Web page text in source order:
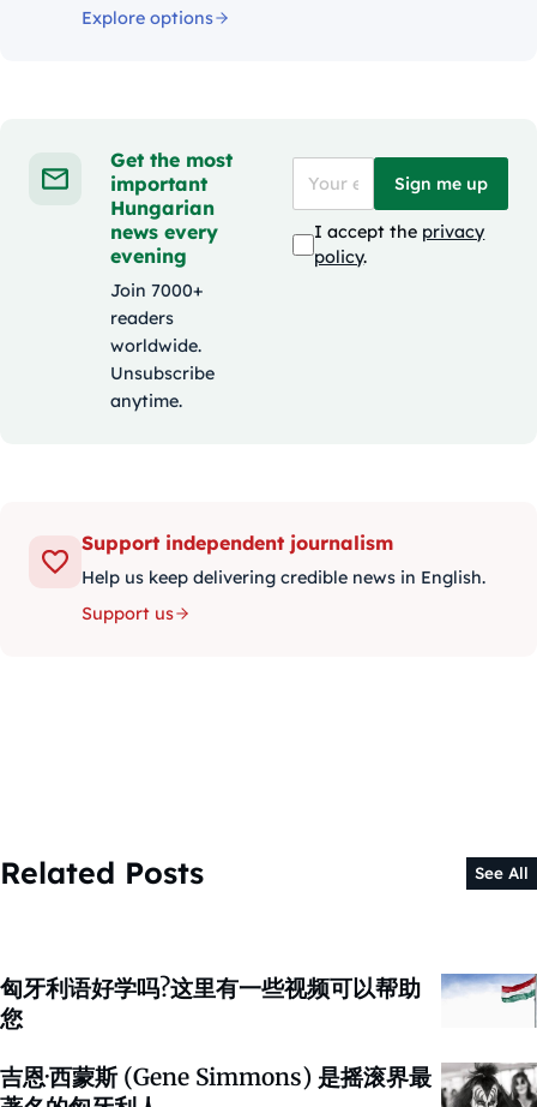
Explore options
Get the most
important
Hungarian
news every
evening
Join 7000+
readers
worldwide.
Unsubscribe
anytime.
Sign me up
I accept the privacy
policy.
Support independent journalism
Help us keep delivering credible news in English.
Support us
Related Posts See All
匈牙利语好学吗?这里有一些视频可以帮助
您
吉恩·西蒙斯 (Gene Simmons) 是摇滚界最